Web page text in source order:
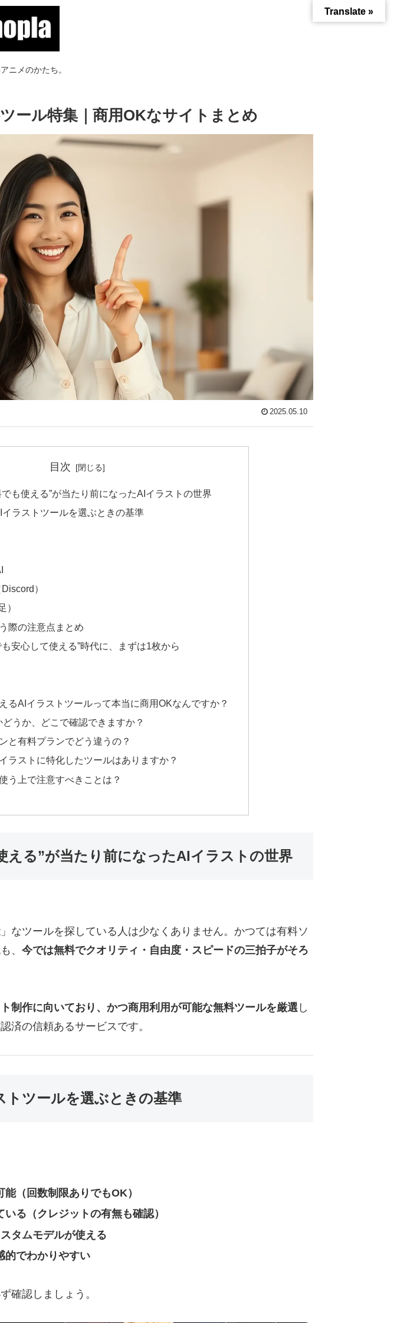
ニメのかたち。
ール特集｜商用OKなサイトまとめ
2025.05.10
目次
も使える”が当たり前になったAIイラストの世界
ラストツールを選ぶときの基準
）
）
際の注意点まとめ
も安心して使える”時代に、まずは1枚から
るAIイラストツールって本当に商用OKなんですか？
うか、どこで確認できますか？
と有料プランでどう違うの？
ラストに特化したツールはありますか？
う上で注意すべきことは？
える”が当たり前になったAIイラストの世界
なツールを探している人は少なくありません。かつては有料ソ
、 今では無料でクオリティ・自由度・スピードの三拍子がそろ
制作に向いており、かつ商用利用が可能な無料ツールを厳選 し
済の信頼あるサービスです。
トツールを選ぶときの基準
（回数制限ありでもOK）
る（クレジットの有無も確認）
タムモデルが使える
的でわかりやすい
確認しましょう。
Translate »